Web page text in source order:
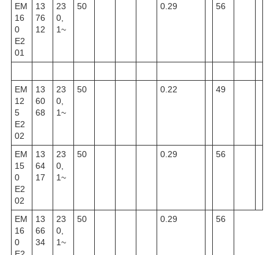
EM
16
0
E2
01
13
76
12
23
0,
1~
50 0.29 56
EM
12
5
E2
02
13
60
68
23
0,
1~
50 0.22 49
EM
15
0
E2
02
13
64
17
23
0,
1~
50 0.29 56
EM
16
0
13
66
34
23
0,
1~
50 0.29 56